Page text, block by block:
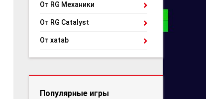
От RG Механики
От RG Catalyst
От xatab
Популярные игры